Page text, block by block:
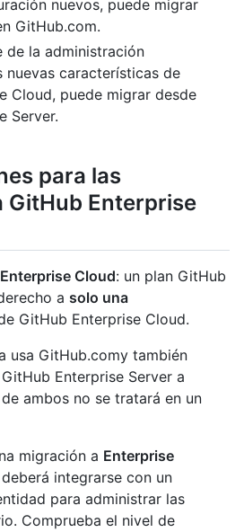
nuevos, puede migrar
GitHub.com.
de la administración
nuevas características de
Cloud, puede migrar desde
Server.
para las
GitHub Enterprise
Cloud: un plan GitHub
a solo una
GitHub Enterprise Cloud.
usa GitHub.comy también
Enterprise Server a
ambos no se tratará en un
migración a Enterprise
deberá integrarse con un
para administrar las
Comprueba el nivel de